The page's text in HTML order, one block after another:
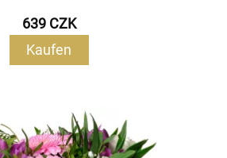
639 CZK
Kaufen